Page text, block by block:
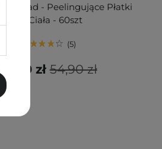
Pad - Peelingujące Płatki
do Ciała - 60szt
5
54,90 zł
41,20 zł